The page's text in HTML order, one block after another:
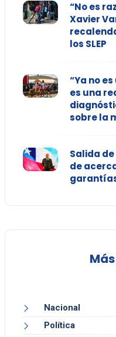
“No es
Xavier
los SLEP
“Ya no
es una
sobre la
Salida
de
Nacional
Política